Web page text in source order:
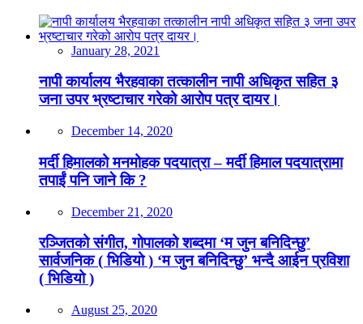
January 28, 2021
नापी कार्यालय भैरहवाका तत्कालीन नापी अधिकृत सहित ३
जना उपर भ्रष्टाचार गरेको आरोप पत्र दायर।
December 14, 2020
मर्दी हिमालको मनमोहक पदयात्रा – मर्दी हिमाल पदयात्रामा
तपाईं पनि जाने कि ?
December 21, 2020
रञ्जितको संगीत, गोपालको शब्दमा ‘म जुन बनिदिन्छु’
सार्वजनिक ( भिडियो ) ‘म जुन बनिदिन्छु’ भन्दै आईन प्रविशा
( भिडियो )
August 25, 2020